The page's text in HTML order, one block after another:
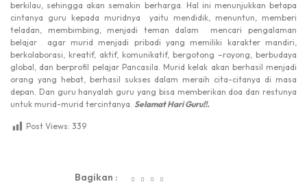
berkilau, sehingga akan semakin berharga. Hal ini menunjukkan betapa
cintanya guru kepada muridnya yaitu mendidik, menuntun, memberi
teladan, membimbing, menjadi teman dalam mencari pengalaman
belajar agar murid menjadi pribadi yang memiliki karakter mandiri,
berkolaborasi, kreatif, aktif, komunikatif, bergotong –royong, berbudaya
global, dan berprofil pelajar Pancasila. Murid kelak akan berhasil menjadi
orang yang hebat, berhasil sukses dalam meraih cita-citanya di masa
depan. Dan guru hanyalah guru yang bisa memberikan doa dan restunya
untuk murid-murid tercintanya. Selamat Hari Guru!!.
Post Views: 339
Bagikan :